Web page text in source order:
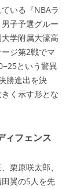
いる『NBAラ
子予選グルー
学附属大濠高
ジ第2戦でマ
という驚異
勝進出を決
く示す形とな
ィフェンス
栗原咲太郎、
翼の5人を先